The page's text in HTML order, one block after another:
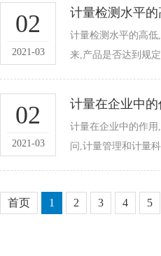
02
2021-03
计量检测水平的
计量检测水平的高
来,产品是否达到规
02
2021-03
计量在企业中的
计量在企业中的作
问,计量管理和计量
首页 1 2 3 4 5